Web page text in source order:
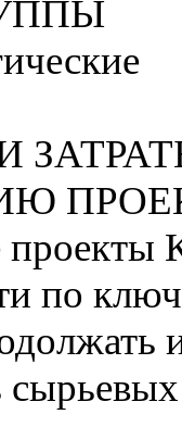
по